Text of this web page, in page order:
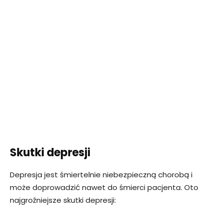
Skutki depresji
Depresja jest śmiertelnie niebezpieczną chorobą i
może doprowadzić nawet do śmierci pacjenta. Oto
najgroźniejsze skutki depresji: